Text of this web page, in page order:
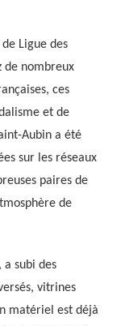
Ligue des
de nombreux
ces
et de
Aubin a été
sur les réseaux
paires de
de
subi des
vitrines
matériel est déjà